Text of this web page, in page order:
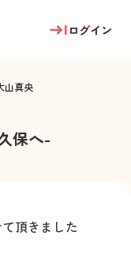
ログイン
山真央
保へ-
頂きました